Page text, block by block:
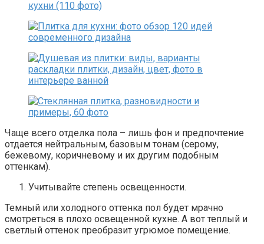
Чаще всего отделка пола – лишь фон и предпочтение
отдается нейтральным, базовым тонам (серому,
бежевому, коричневому и их другим подобным
оттенкам).
Учитывайте степень освещенности.
Темный или холодного оттенка пол будет мрачно
смотреться в плохо освещенной кухне. А вот теплый и
светлый оттенок преобразит угрюмое помещение.